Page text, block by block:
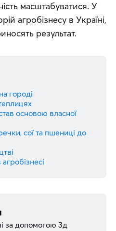
масштабуватися. У
агробізнесу в Україні,
результат.
городі
основою власної
сої та пшениці до
за допомогою 3д